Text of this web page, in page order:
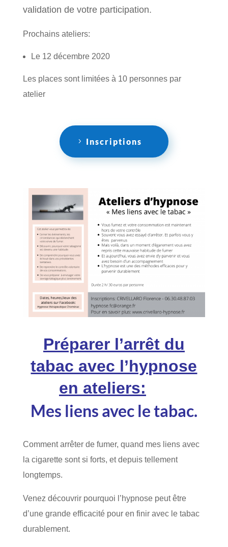
validation de votre participation.
Prochains ateliers:
Le 12 décembre 2020
Les places sont limitées à 10 personnes par
atelier
Inscriptions
Préparer l’arrêt du
tabac avec l’hypnose
en ateliers:
Mes liens avec le tabac.
Comment arrêter de fumer, quand mes liens avec
la cigarette sont si forts, et depuis tellement
longtemps.
Venez découvrir pourquoi l’hypnose peut être
d’une grande efficacité pour en finir avec le tabac
durablement.